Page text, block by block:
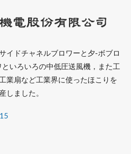
イドチャネルブロワーと夕-ボブロ
いろいろの中低圧送風機，また工
業扇など工業界に使ったほこりを
しました。